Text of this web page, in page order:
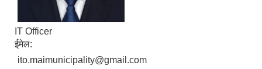
IT Officer
ईमेल:
ito.maimunicipality@gmail.com